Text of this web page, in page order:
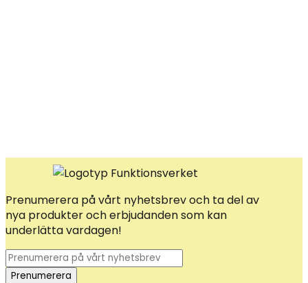
Prenumerera på vårt nyhetsbrev och ta del av
nya produkter och erbjudanden som kan
underlätta vardagen!